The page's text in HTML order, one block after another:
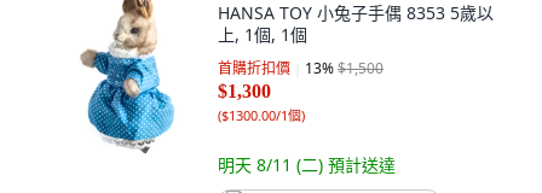
HANSA TOY 小兔子手偶 8353 5歲以
上, 1個, 1個
首購折扣價 13%$1,500
$1,300
($1300.00/1個)
明天 8/11 (二) 預計送達